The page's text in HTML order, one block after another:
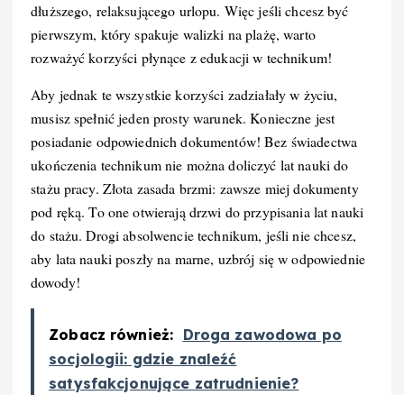
dłuższego, relaksującego urlopu. Więc jeśli chcesz być
pierwszym, który spakuje walizki na plażę, warto
rozważyć korzyści płynące z edukacji w technikum!
Aby jednak te wszystkie korzyści zadziałały w życiu,
musisz spełnić jeden prosty warunek. Konieczne jest
posiadanie odpowiednich dokumentów! Bez świadectwa
ukończenia technikum nie można doliczyć lat nauki do
stażu pracy. Złota zasada brzmi: zawsze miej dokumenty
pod ręką. To one otwierają drzwi do przypisania lat nauki
do stażu. Drogi absolwencie technikum, jeśli nie chcesz,
aby lata nauki poszły na marne, uzbrój się w odpowiednie
dowody!
Zobacz również: Droga zawodowa po
socjologii: gdzie znaleźć
satysfakcjonujące zatrudnienie?